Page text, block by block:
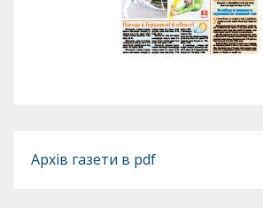
Архів газети в pdf